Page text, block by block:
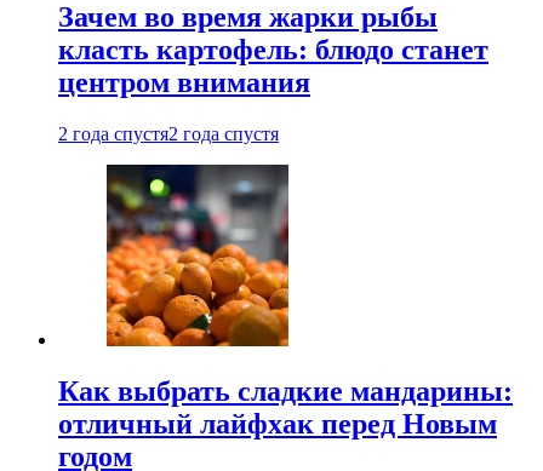
Зачем во время жарки рыбы
класть картофель: блюдо станет
центром внимания
2 года спустя2 года спустя
Как выбрать сладкие мандарины:
отличный лайфхак перед Новым
годом